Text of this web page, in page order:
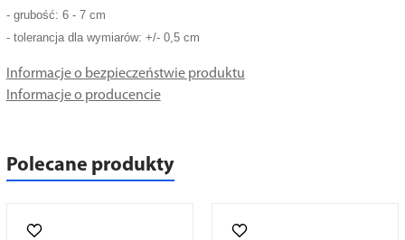
- grubość: 6 - 7 cm
- tolerancja dla wymiarów: +/- 0,5 cm
Informacje o bezpieczeństwie produktu
Informacje o producencie
Polecane produkty